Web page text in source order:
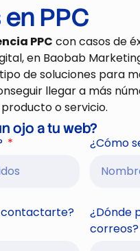
PPC
PPC con casos de
en Baobab
de soluciones para
llegar a más
o servicio.
ojo a tu web?
¿Cómo
contactarte?
¿Dónde
correos?